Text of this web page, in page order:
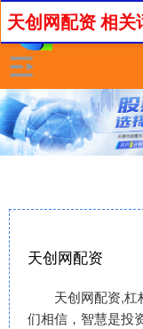
天创网配资
天创网配资,杠
们相信，智慧是投
天创网配资 相关